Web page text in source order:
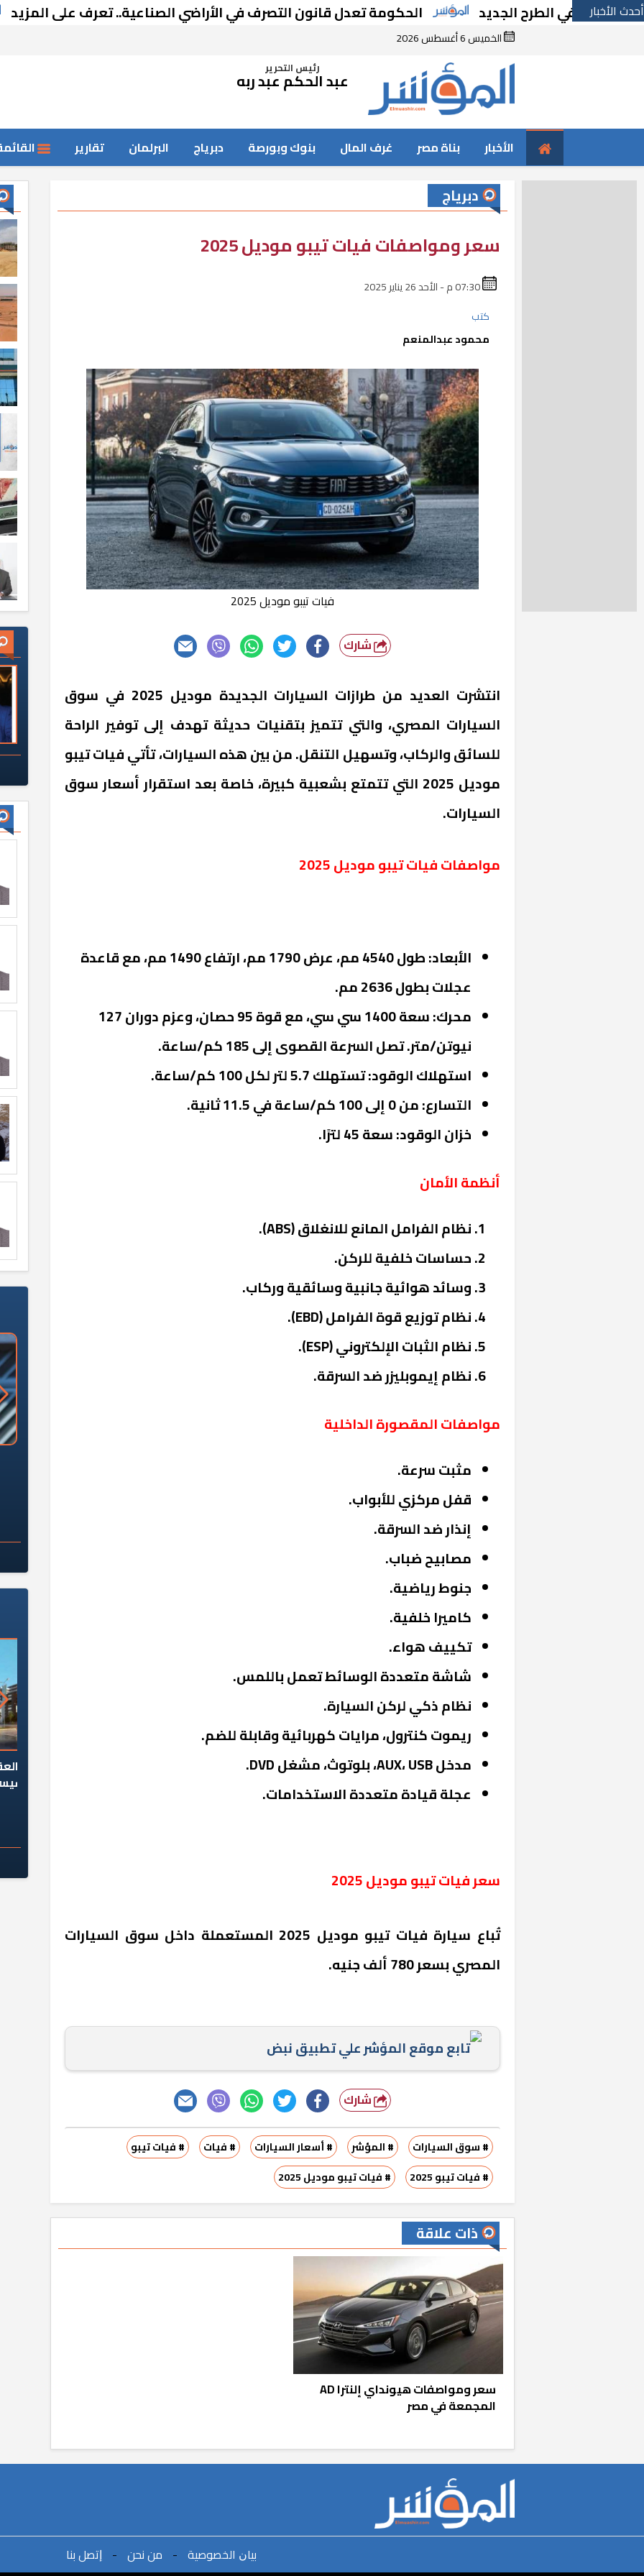
أحدث الأخبار
في الطرح الجديد الحكومة تعدل قانون التصرف في الأراضي الصناعية.. تعرف على المزيد
الخميس 6 أغسطس 2026
رئيس التحرير
عبد الحكم عبد ربه
الأخبار بناة مصر غرف المال بنوك وبورصة دبرياج البرلمان تقارير
دبرياج
سعر ومواصفات فيات تيبو موديل 2025
كتب
محمود عبدالمنعم
فيات تيبو موديل 2025
شارك
انتشرت العديد من طرازات السيارات الجديدة موديل 2025 في سوق
السيارات المصري، والتي تتميز بتقنيات حديثة تهدف إلى توفير الراحة
للسائق والركاب، وتسهيل التنقل. من بين هذه السيارات، تأتي فيات تيبو
موديل 2025 التي تتمتع بشعبية كبيرة، خاصة بعد استقرار أسعار سوق
السيارات.
مواصفات فيات تيبو موديل 2025
الأبعاد: طول 4540 مم، عرض 1790 مم، ارتفاع 1490 مم، مع قاعدة
عجلات بطول 2636 مم.
محرك: سعة 1400 سي سي، مع قوة 95 حصان، وعزم دوران 127
نيوتن/متر. تصل السرعة القصوى إلى 185 كم/ساعة.
استهلاك الوقود: تستهلك 5.7 لتر لكل 100 كم/ساعة.
التسارع: من 0 إلى 100 كم/ساعة في 11.5 ثانية.
خزان الوقود: سعة 45 لترًا.
أنظمة الأمان
نظام الفرامل المانع للانغلاق (ABS).
حساسات خلفية للركن.
وسائد هوائية جانبية وسائقية وركاب.
نظام توزيع قوة الفرامل (EBD).
نظام الثبات الإلكتروني (ESP).
نظام إيموبليزر ضد السرقة.
مواصفات المقصورة الداخلية
مثبت سرعة.
قفل مركزي للأبواب.
إنذار ضد السرقة.
مصابيح ضباب.
جنوط رياضية.
كاميرا خلفية.
تكييف هواء.
شاشة متعددة الوسائط تعمل باللمس.
نظام ذكي لركن السيارة.
ريموت كنترول، مرايات كهربائية وقابلة للضم.
مدخل AUX، USB، بلوتوث، مشغل DVD.
عجلة قيادة متعددة الاستخدامات.
سعر فيات تيبو موديل 2025
تُباع سيارة فيات تيبو موديل 2025 المستعملة داخل سوق السيارات
المصري بسعر 780 ألف جنيه.
تابع موقع المؤشر علي تطبيق نبض
شارك
# سوق السيارات # المؤشر # أسعار السيارات # فيات
# فيات تيبو
# فيات تيبو 2025
# فيات تيبو موديل 2025
ذات علاقة
سعر ومواصفات هيونداي إلنترا AD
المجمعة في مصر
«المؤشر» يطرح السؤال الصعب: هل
رمضان وزيرًا للإسكان قرارًا صائبًا؟
ﺑﻴﺎﻥ اﻟﺨﺼﻮﺻﻴﺔ - ﻣﻦ ﻧﺤﻦ - ﺇﺗﺼﻞ ﺑﻨﺎ